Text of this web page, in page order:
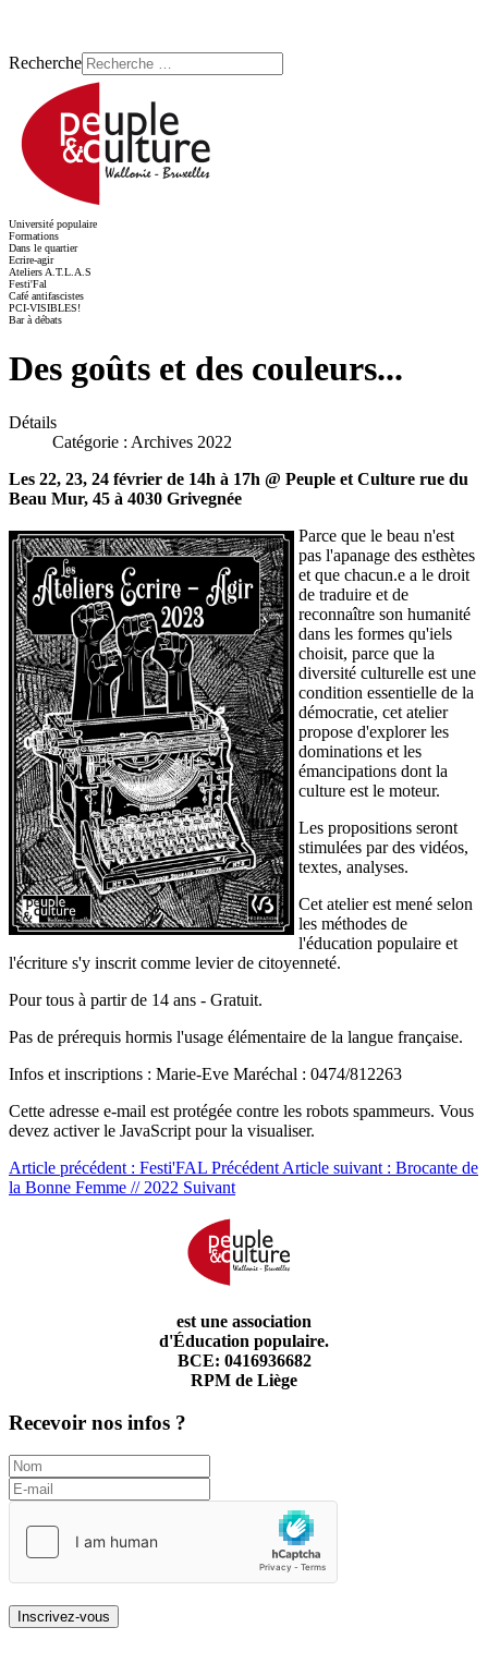
Recherche
Université populaire
Formations
Dans le quartier
Ecrire-agir
Ateliers A.T.L.A.S
Festi'Fal
Café antifascistes
PCI-VISIBLES!
Bar à débats
Des goûts et des couleurs...
Détails
Catégorie : Archives 2022
Les 22, 23, 24 février de 14h à 17h @ Peuple et Culture rue du
Beau Mur, 45 à 4030 Grivegnée
Parce que le beau n'est
pas l'apanage des esthètes
et que chacun.e a le droit
de traduire et de
reconnaître son humanité
dans les formes qu'iels
choisit, parce que la
diversité culturelle est une
condition essentielle de la
démocratie, cet atelier
propose d'explorer les
dominations et les
émancipations dont la
culture est le moteur.
Les propositions seront
stimulées par des vidéos,
textes, analyses.
Cet atelier est mené selon
les méthodes de
l'éducation populaire et
l'écriture s'y inscrit comme levier de citoyenneté.
Pour tous à partir de 14 ans - Gratuit.
Pas de prérequis hormis l'usage élémentaire de la langue française.
Infos et inscriptions : Marie-Eve Maréchal : 0474/812263
Cette adresse e-mail est protégée contre les robots spammeurs. Vous
devez activer le JavaScript pour la visualiser.
Article précédent : Festi'FAL Précédent Article suivant : Brocante de
la Bonne Femme // 2022 Suivant
est une association
d'Éducation populaire.
BCE: 0416936682
RPM de Liège
Recevoir nos infos ?
Inscrivez-vous